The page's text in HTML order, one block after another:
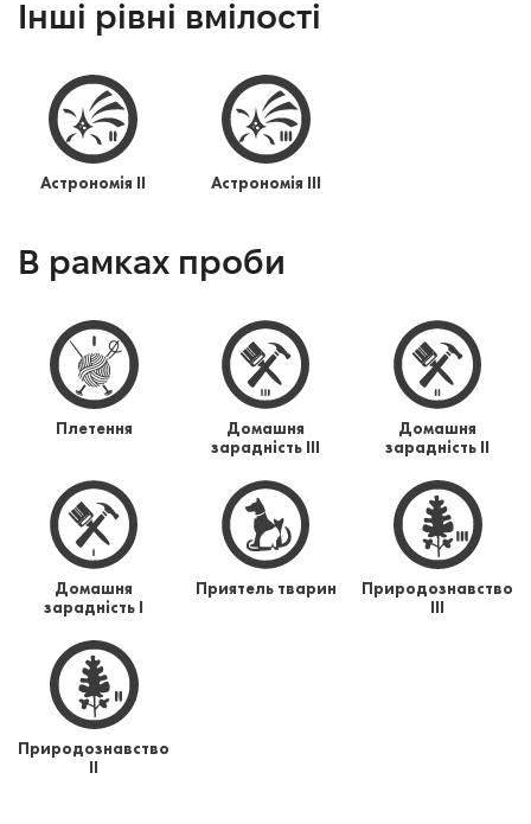
Інші рівні вмілості
Астрономія ІI Астрономія ІII
В рамках проби
Плетення
Домашня
зарадність ІІІ
Домашня
зарадність ІІ
Домашня
зарадність І
Приятель тварин
Природознавство
ІІІ
Природознавство
ІІ